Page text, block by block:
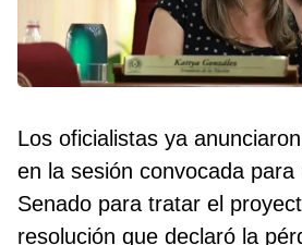
Los oficialistas ya
en la sesión convocada para
Senado para tratar el
resolución que declaró la